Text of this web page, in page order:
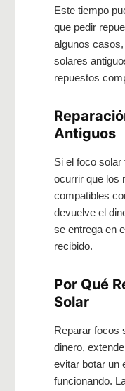
Este tiempo
que pedir
algunos
solares
repuestos
Antiguos
Si el foco
ocurrir que los
compatibles
devuelve el
se entrega en
recibido.
Por Qué
Solar
Reparar focos
dinero,
evitar botar un
funcionando.